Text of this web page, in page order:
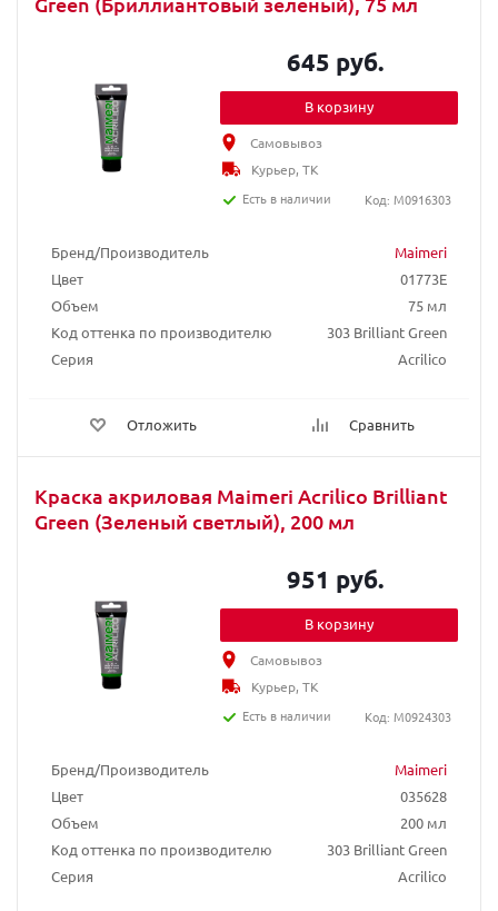
Бренд/Производитель
Maimeri
Цвет
01773E
Объем
75 мл
Код оттенка по производителю
303 Brilliant Green
Серия
Acrilico
Отложить Сравнить
645 руб.
В корзину
Самовывоз
Курьер, ТК
Есть в наличии
Код: M0916303
Краска акриловая Maimeri Acrilico Brilliant
Green (Зеленый светлый), 200 мл
Бренд/Производитель
Maimeri
Цвет
035628
Объем
200 мл
Код оттенка по производителю
303 Brilliant Green
Серия
Acrilico
951 руб.
В корзину
Самовывоз
Курьер, ТК
Есть в наличии
Код: M0924303